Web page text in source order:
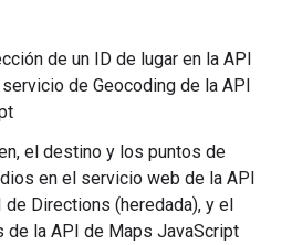
de un ID de lugar en la API
de Geocoding de la API
el destino y los puntos de
en el servicio web de la API
Directions (heredada), y el
de la API de Maps JavaScript